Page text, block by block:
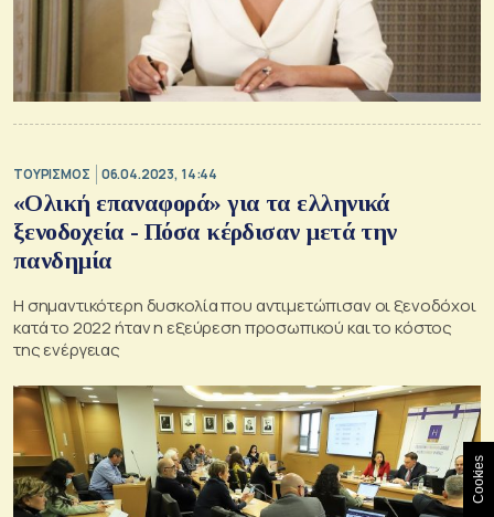
ΤΟΥΡΙΣΜΟΣ 06.04.2023, 14:44
«Ολική επαναφορά» για τα ελληνικά
ξενοδοχεία - Πόσα κέρδισαν μετά την
πανδημία
Η σημαντικότερη δυσκολία που αντιμετώπισαν οι ξενοδόχοι
κατά το 2022 ήταν η εξεύρεση προσωπικού και το κόστος
της ενέργειας
Cookies